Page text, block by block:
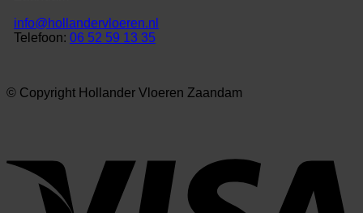
info@hollandervloeren.nl
Telefoon: 06 52 59 13 35
© Copyright Hollander Vloeren Zaandam